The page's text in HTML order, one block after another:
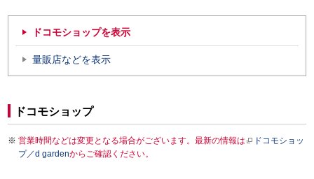
ドコモショップを表示
量販店などを表示
ドコモショップ
営業時間などは変更となる場合がございます。最新の情報は
ドコモショッ
プ／d gardenからご確認ください。